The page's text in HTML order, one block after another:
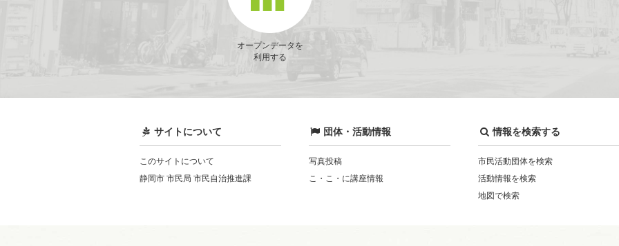
オープンデータを
利用する
サイトについて
このサイトについて
静岡市 市民局 市民自治推進課
団体・活動情報
写真投稿
こ・こ・に講座情報
情報を検索する
市民活動団体を検索
活動情報を検索
地図で検索